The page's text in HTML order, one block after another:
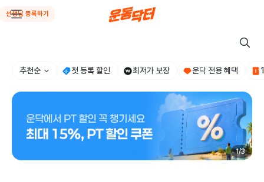
선생님 등록하기
추천순 첫 등록 할인 최저가 보장 운닥 전용 혜택
1/3